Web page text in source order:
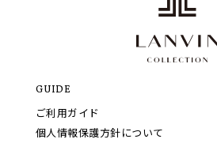
GUIDE
ご利用ガイド
個人情報保護方針について